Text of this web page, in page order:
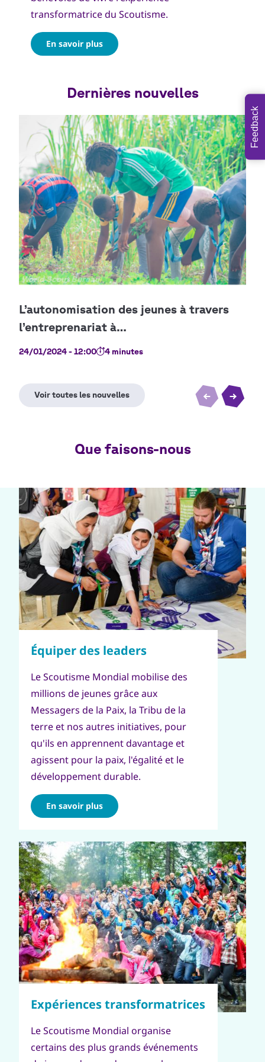
transformatrice du Scoutisme.
En savoir plus
Copyright
World Scout Bureau
24/01/2024 - 12:00 4 minutes
Que faisons-nous
Le Scoutisme Mondial mobilise des
millions de jeunes grâce aux
Messagers de la Paix, la Tribu de la
terre et nos autres initiatives, pour
qu'ils en apprennent davantage et
agissent pour la paix, l'égalité et le
développement durable.
En savoir plus
Le Scoutisme Mondial organise
certains des plus grands événements
Feedback